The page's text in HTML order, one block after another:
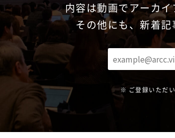
内容は動画でアーカ
その他にも、新着
ご登録いただ